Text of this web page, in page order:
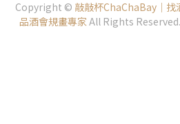
Copyright © 敲敲杯ChaChaBay｜
品酒會規畫專家 All Rights Reserved.